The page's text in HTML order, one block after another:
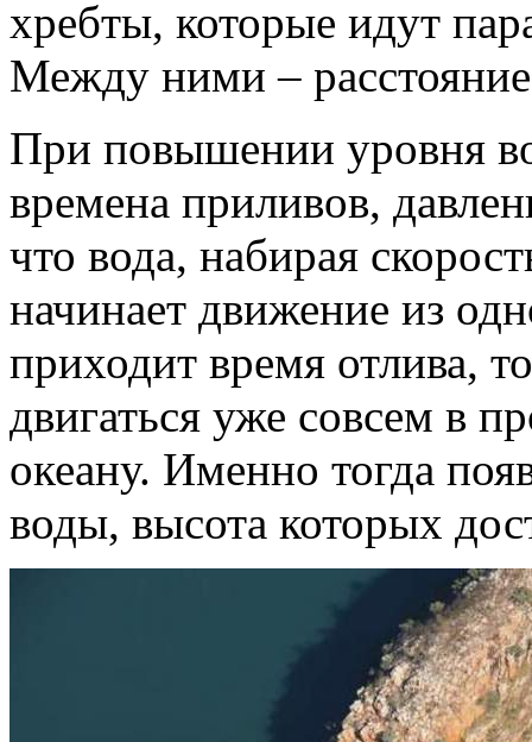
хребты, которые идут
Между ними –
При повышении уровня
времена приливов,
что вода, набирая
начинает движение из
приходит время отлива,
двигаться уже совсем в
океану. Именно тогда
воды, высота которых